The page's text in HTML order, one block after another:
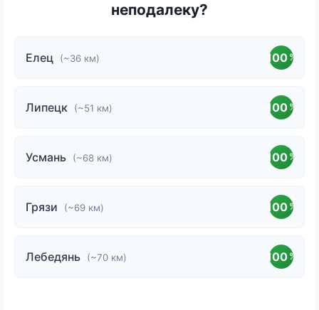
неподалеку?
Елец (~36 км) 100 %
Липецк (~51 км) 100 %
Усмань (~68 км) 100 %
Грязи (~69 км) 100 %
Лебедянь (~70 км) 100 %